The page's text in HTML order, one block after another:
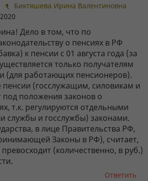
Биктяшева Ирина Валентиновна
Дело в том, что по
о пенсиях в РФ
к пенсии с 01 августа года (за
только получателям
(для работающих пенсионеров).
пенсии (госслужащим, силовикам и
под положения законов о
т.к. регулируются отдельными
службы и госслужбы) законами.
в лице Правительства РФ,
Законы в РФ), считает,
(количественно, в руб.)
Ответить